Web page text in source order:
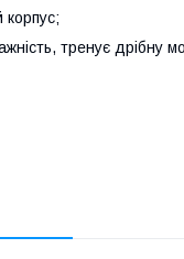
корпус;
тренує дрібну